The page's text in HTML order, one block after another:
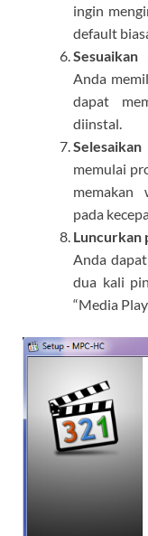
ingin
default
Anda
dapat
diinstal.
memulai
memakan
pada
Luncurkan
Anda
dua kali
“Media